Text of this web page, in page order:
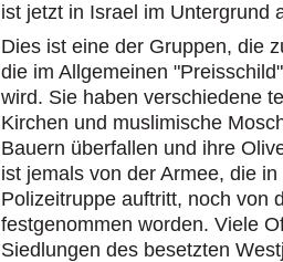
ist jetzt in Israel im Untergrund
Dies ist eine der Gruppen, die
die im Allgemeinen
wird. Sie haben verschiedene
Kirchen und muslimische
Bauern überfallen und ihre
ist jemals von der Armee, die
Polizeitruppe auftritt, noch von
festgenommen worden. Viele
Siedlungen des besetzten